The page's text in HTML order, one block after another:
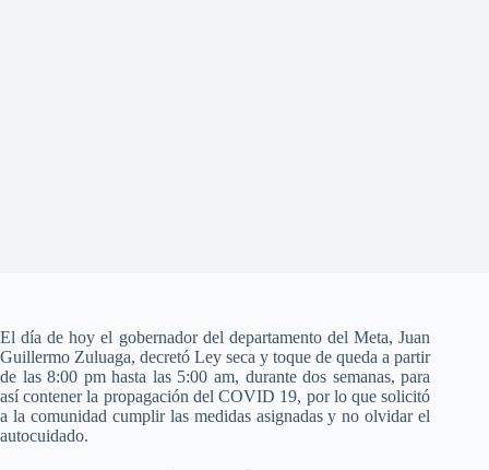
El día de hoy el gobernador del departamento del Meta, Juan
Guillermo Zuluaga, decretó Ley seca y toque de queda a partir
de las 8:00 pm hasta las 5:00 am, durante dos semanas, para
así contener la propagación del COVID 19, por lo que solicitó
a la comunidad cumplir las medidas asignadas y no olvidar el
autocuidado.